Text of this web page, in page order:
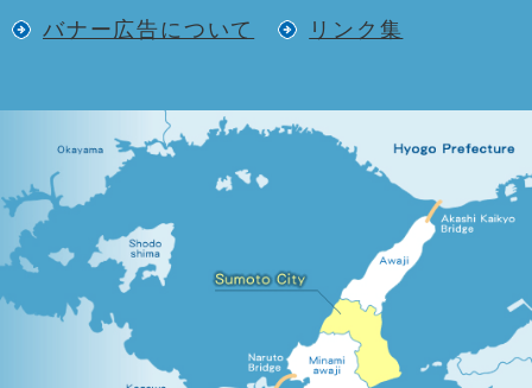
バナー広告について
リンク集